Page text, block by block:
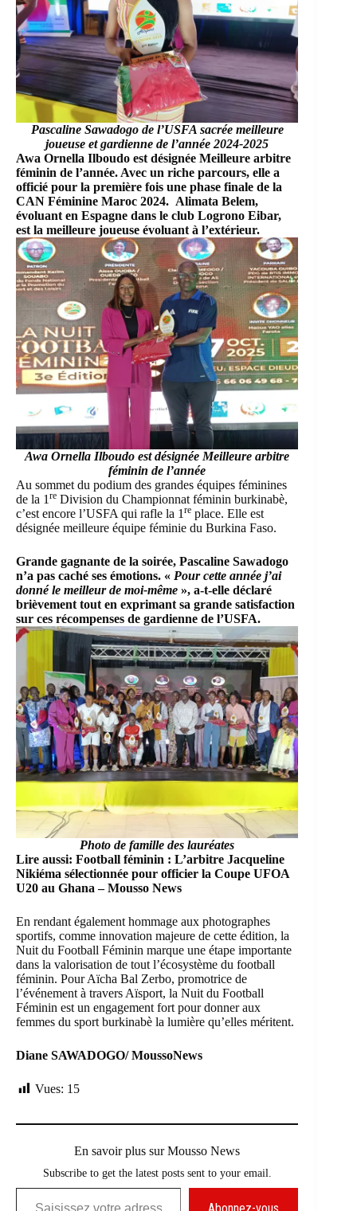
Pascaline Sawadogo de l’USFA sacrée meilleure
joueuse et gardienne de l’année 2024-2025
Awa Ornella Ilboudo est désignée Meilleure arbitre
féminin de l’année. Avec un riche parcours, elle a
officié pour la première fois une phase finale de la
CAN Féminine Maroc 2024. Alimata Belem,
évoluant en Espagne dans le club Logrono Eibar,
est la meilleure joueuse évoluant à l’extérieur.
Awa Ornella Ilboudo est désignée Meilleure arbitre
féminin de l’année
Au sommet du podium des grandes équipes féminines
de la 1 re Division du Championnat féminin burkinabè,
c’est encore l’USFA qui rafle la 1 re place. Elle est
désignée meilleure équipe féminie du Burkina Faso.
Grande gagnante de la soirée, Pascaline Sawadogo
n’a pas caché ses émotions. « Pour cette année j’ai
donné le meilleur de moi-même », a-t-elle déclaré
brièvement tout en exprimant sa grande satisfaction
sur ces récompenses de gardienne de l’USFA.
Photo de famille des lauréates
Lire aussi: Football féminin : L’arbitre Jacqueline
Nikiéma sélectionnée pour officier la Coupe UFOA
U20 au Ghana – Mousso News
En rendant également hommage aux photographes
sportifs, comme innovation majeure de cette édition, la
Nuit du Football Féminin marque une étape importante
dans la valorisation de tout l’écosystème du football
féminin. Pour Aïcha Bal Zerbo, promotrice de
l’événement à travers Aïsport, la Nuit du Football
Féminin est un engagement fort pour donner aux
femmes du sport burkinabè la lumière qu’elles méritent.
Diane SAWADOGO/ MoussoNews
Vues: 15
En savoir plus sur Mousso News
Subscribe to get the latest posts sent to your email.
Saisissez votre adresse e-mail…